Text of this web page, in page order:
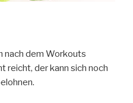
nach dem Workouts
reicht, der kann sich noch